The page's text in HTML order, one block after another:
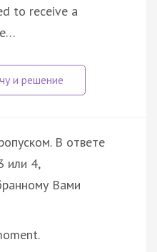
to receive a
В ответе
или 4,
Вами